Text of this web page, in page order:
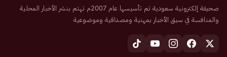
صحيفة إلكترونية سعودية تم تأسيسها عام 2007م تهتم بنشر الأخبار المحلية
والمنافسة في سبق الأخبار بمهنية ومصداقية وموضوعية